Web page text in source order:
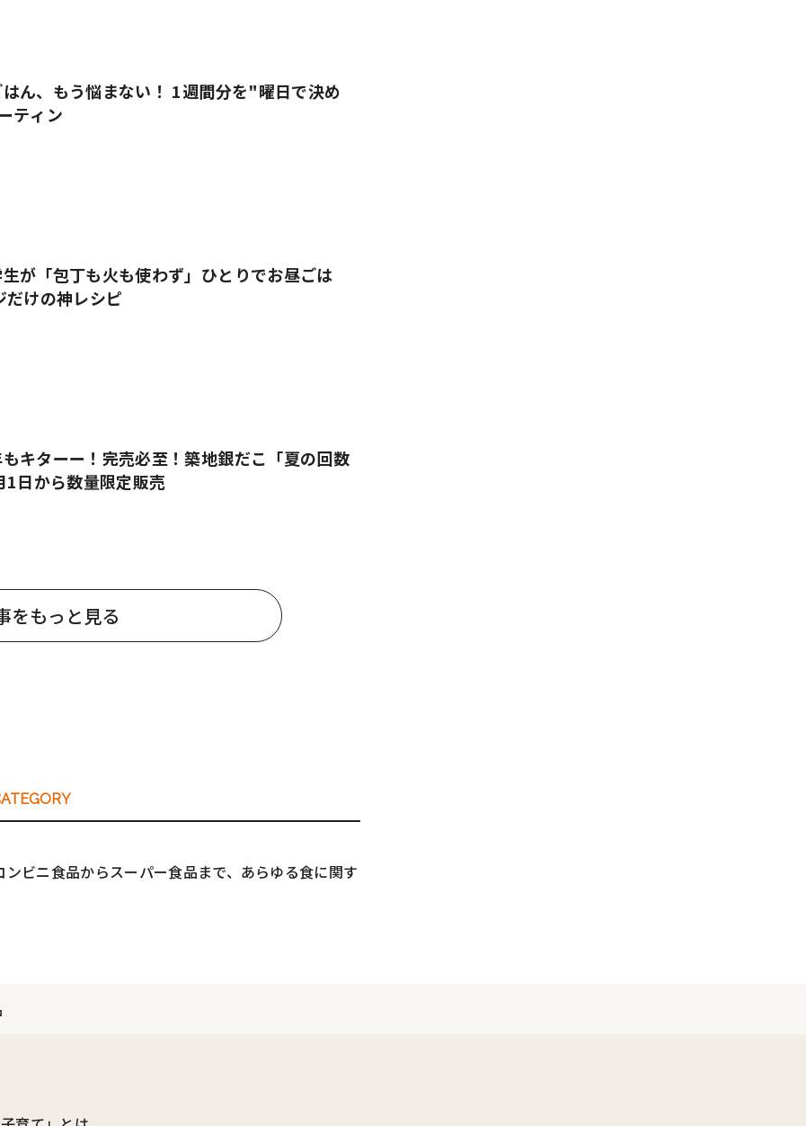
ん、もう悩まない！ 1週間分を"曜日で決め
ティン
生が「包丁も火も使わず」ひとりでお昼ごは
だけの神レシピ
もキターー！完売必至！築地銀だこ「夏の回数
日から数量限定販売
をもっと見る
ビニ食品からスーパー食品まで、あらゆる食に関す